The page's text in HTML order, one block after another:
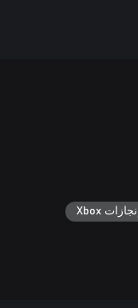
إنجازات Xbox